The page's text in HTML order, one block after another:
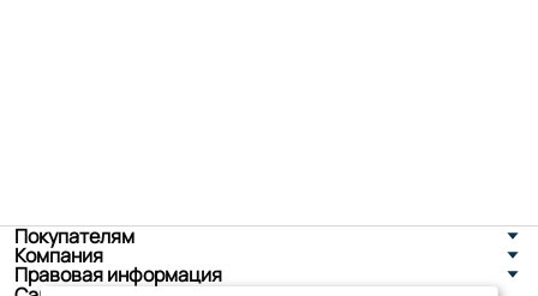
Покупателям
Компания
Правовая информация